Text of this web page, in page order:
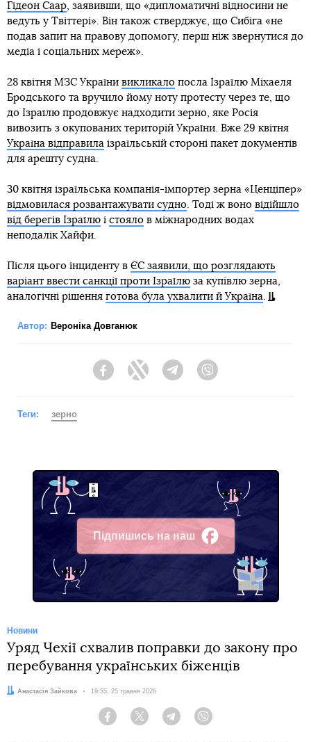
Гідеон Саар, заявивши, що «дипломатичні відносини не
ведуть у Твіттері». Він також стверджує, що Сибіга «не
подав запит на правову допомогу, перш ніж звернутися до
медіа і соціальних мереж».
28 квітня МЗС України викликало посла Ізраїлю Міхаеля
Бродського та вручило йому ноту протесту через те, що
до Ізраїлю продовжує надходити зерно, яке Росія
вивозить з окупованих територій України. Вже 29 квітня
Україна відправила ізраїльській стороні пакет документів
для арешту судна.
30 квітня ізраїльська компанія-імпортер зерна «Ценціпер»
відмовилася розвантажувати судно. Тоді ж воно відійшло
від берегів Ізраїлю і стояло в міжнародних водах
неподалік Хайфи.
Після цього інциденту в ЄС заявили, що розглядають
варіант ввести санкції проти Ізраїлю за купівлю зерна,
аналогічні рішення готова була ухвалити й Україна.
Автор: Вероніка Довганюк
FacebookTwitter Telegram
Теги: зерно
Підпишись на наш
Facebook
Новини
Уряд Чехії схвалив поправки до закону про
перебування українських біженців
Автор:
Анастасія Зайкова Дата:
19:55, 25 травня 2026
Facebook Twitter Telegram